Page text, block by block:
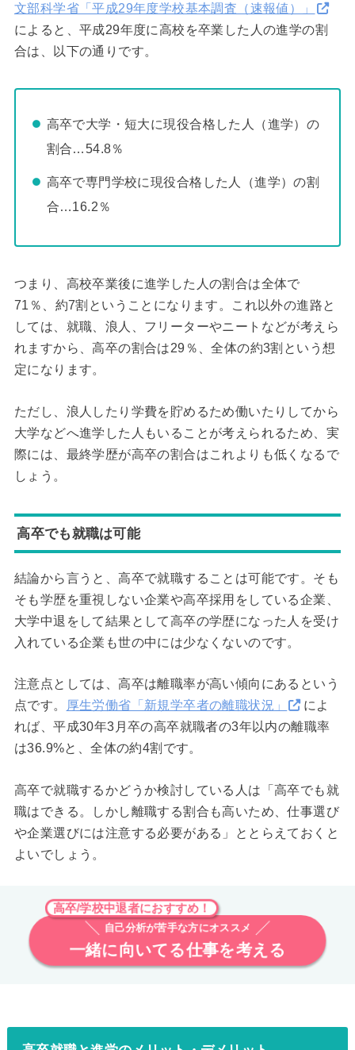
文部科学省「平成29年度学校基本調査（速報値）」
によると、平成29年度に高校を卒業した人の進学の割
合は、以下の通りです。
高卒で大学・短大に現役合格した人（進学）の
割合…54.8％
高卒で専門学校に現役合格した人（進学）の割
合…16.2％
つまり、高校卒業後に進学した人の割合は全体で
71％、約7割ということになります。これ以外の進路と
しては、就職、浪人、フリーターやニートなどが考えら
れますから、高卒の割合は29％、全体の約3割という想
定になります。
ただし、浪人したり学費を貯めるため働いたりしてから
大学などへ進学した人もいることが考えられるため、実
際には、最終学歴が高卒の割合はこれよりも低くなるで
しょう。
高卒でも就職は可能
結論から言うと、高卒で就職することは可能です。そも
そも学歴を重視しない企業や高卒採用をしている企業、
大学中退をして結果として高卒の学歴になった人を受け
入れている企業も世の中には少なくないのです。
注意点としては、高卒は離職率が高い傾向にあるという
点です。
厚生労働省「新規学卒者の離職状況」
によ
れば、平成30年3月卒の高卒就職者の3年以内の離職率
は36.9%と、全体の約4割です。
高卒で就職するかどうか検討している人は「高卒でも就
職はできる。しかし離職する割合も高いため、仕事選び
や企業選びには注意する必要がある」ととらえておくと
よいでしょう。
高卒/学校中退者におすすめ！
自己分析が苦手な方にオススメ
一緒に向いてる仕事を考える